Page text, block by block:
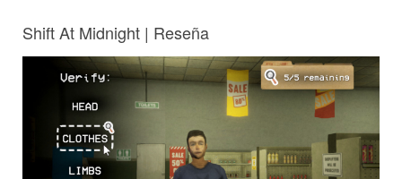
Shift At Midnight | Reseña